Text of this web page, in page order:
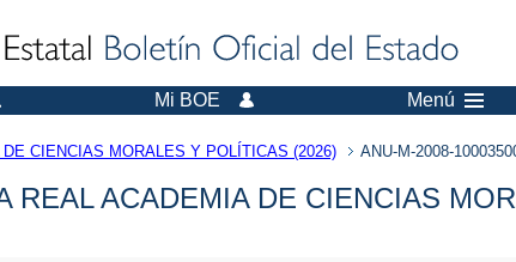
Mi BOE Menú
CIENCIAS MORALES Y POLÍTICAS (2026) ANU-M-2008-
REAL ACADEMIA DE CIENCIAS